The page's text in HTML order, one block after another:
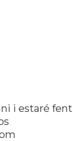
i estaré fent